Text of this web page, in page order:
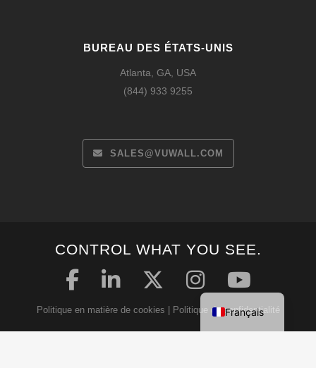
BUREAU DES ÉTATS-UNIS
Atlanta, GA, USA
(844) 933 9255
SALES@VUWALL.COM
CONTROL WHAT YOU SEE.
Politique en matière de cookies Politique de confidentialité
Français
English
Español